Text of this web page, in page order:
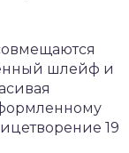
шлейф и
19